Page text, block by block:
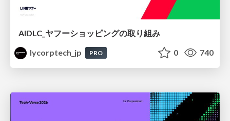
AIDLC_ヤフーショッピングの取り組み
lycorptech_jp
PRO 0 740